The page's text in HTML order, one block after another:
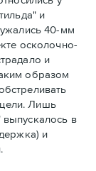
и
40-мм
осколочно-
и
образом
Лишь
в
и